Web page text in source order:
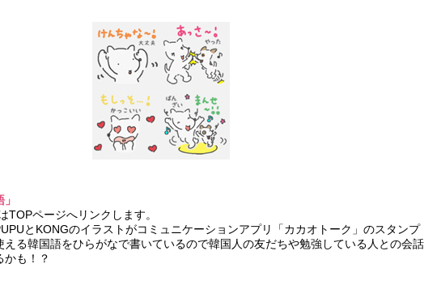
ページへリンクします。
とKONGのイラストがコミュニケーションアプリ「カカオトーク」のスタンプ
える韓国語をひらがなで書いているので韓国人の友だちや勉強している人との会話
かも！？